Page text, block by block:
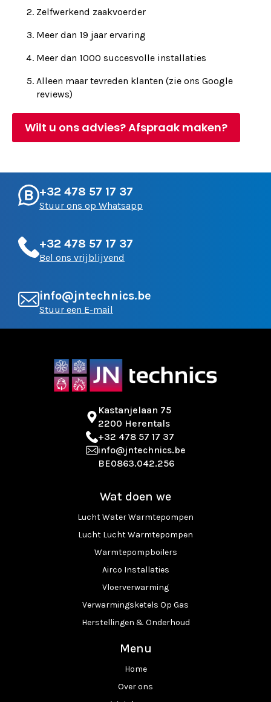
Zelfwerkend zaakvoerder
Meer dan 19 jaar ervaring
Meer dan 1000 succesvolle installaties
Alleen maar tevreden klanten (zie ons Google
reviews)
Wilt u ons advies? Afspraak maken?
+32 478 57 17 37
Stuur ons op Whatsapp
+32 478 57 17 37
Bel ons vrijblijvend
info@jntechnics.be
Stuur een E-mail
Kastanjelaan 75
2200 Herentals
+32 478 57 17 37
info@jntechnics.be
BE0863.042.256
Wat doen we
Lucht Water Warmtepompen
Lucht Lucht Warmtepompen
Warmtepompboilers
Airco Installaties
Vloerverwarming
Verwarmingsketels Op Gas
Herstellingen & Onderhoud
Menu
Home
Over ons